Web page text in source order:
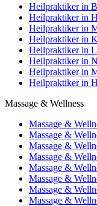
Heilpraktiker in
Heilpraktiker in
Heilpraktiker in
Heilpraktiker in
Heilpraktiker in
Heilpraktiker in
Heilpraktiker in
Heilpraktiker in
Massage & Wellness
Massage &
Massage &
Massage &
Massage &
Massage &
Massage &
Massage &
Massage &